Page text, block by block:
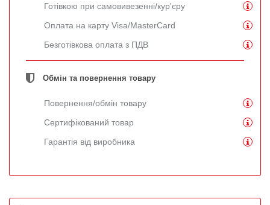
Готівкою при самовивезенні/кур'єру
Оплата на карту Visa/MasterCard
Безготівкова оплата з ПДВ
Обмін та повернення товару
Повернення/обмін товару
Сертифікований товар
Гарантія від виробника